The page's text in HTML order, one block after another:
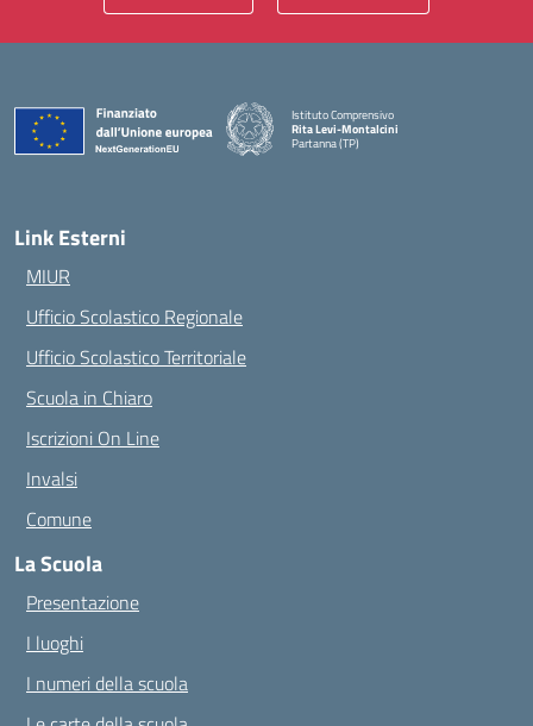
Istituto Comprensivo
Rita Levi-Montalcini
Partanna (TP)
Link Esterni
MIUR
Ufficio Scolastico Regionale
Ufficio Scolastico Territoriale
Scuola in Chiaro
Iscrizioni On Line
Invalsi
Comune
La Scuola
Presentazione
I luoghi
I numeri della scuola